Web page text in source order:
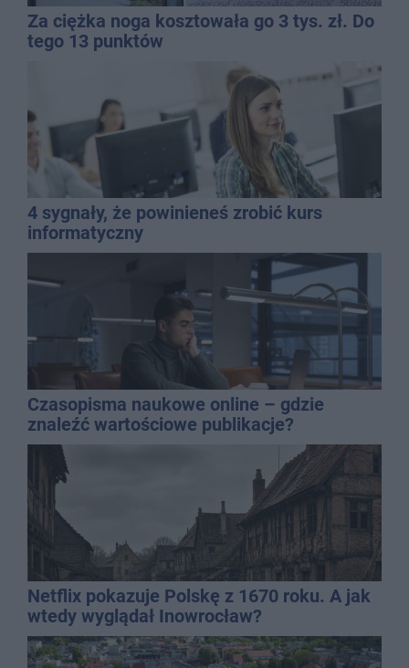
Za ciężka noga kosztowała go 3 tys. zł. Do
tego 13 punktów
4 sygnały, że powinieneś zrobić kurs
informatyczny
Czasopisma naukowe online – gdzie
znaleźć wartościowe publikacje?
Netflix pokazuje Polskę z 1670 roku. A jak
wtedy wyglądał Inowrocław?